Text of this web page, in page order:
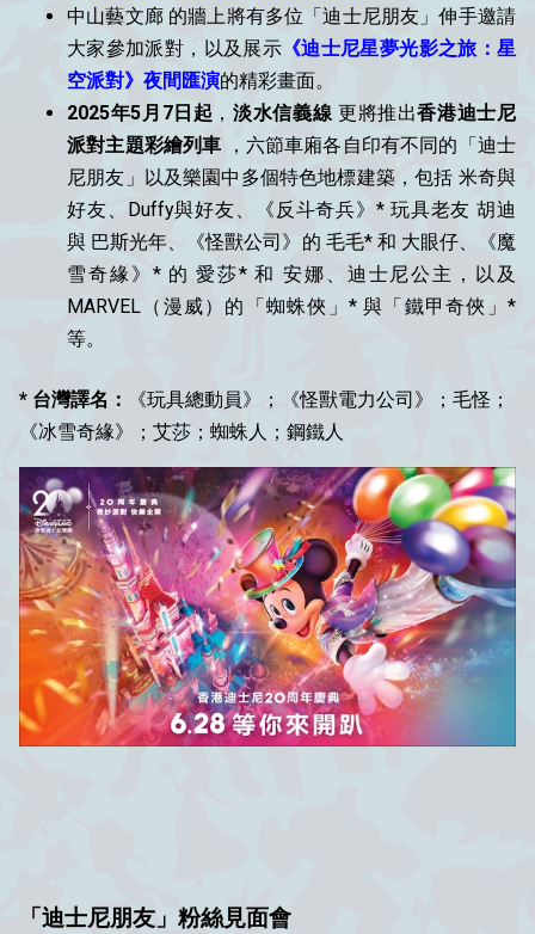
中山藝文廊 的牆上將有多位「迪士尼朋友」伸手邀請
大家參加派對，以及展示 《迪士尼星夢光影之旅：星
空派對》夜間匯演的精彩畫面。
2025年5月7日起 ，淡水信義線 更將推出香港迪士尼
派對主題彩繪列車 ，六節車廂各自印有不同的「迪士
尼朋友」以及樂園中多個特色地標建築，包括 米奇與
好友、Duffy與好友、《反斗奇兵》* 玩具老友 胡迪
與 巴斯光年、《怪獸公司》的 毛毛* 和 大眼仔、《魔
雪奇緣》* 的 愛莎* 和 安娜、迪士尼公主，以及
MARVEL（漫威）的「蜘蛛俠」* 與「鐵甲奇俠」*
等。
* 台灣譯名：
《玩具總動員》；《怪獸電力公司》；毛怪；
《冰雪奇緣》；艾莎；蜘蛛人；鋼鐵人
「迪士尼朋友」 粉絲見面會